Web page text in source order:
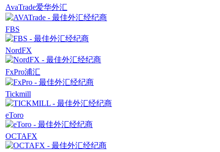
AvaTrade爱华外汇
FBS
NordFX
FxPro浦汇
Tickmill
eToro
OCTAFX